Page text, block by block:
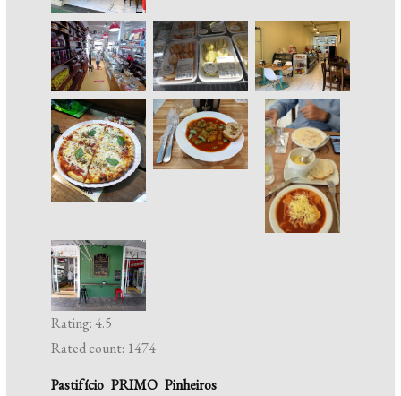
Rating: 4.5
Rated count: 1474
Pastifício PRIMO Pinheiros